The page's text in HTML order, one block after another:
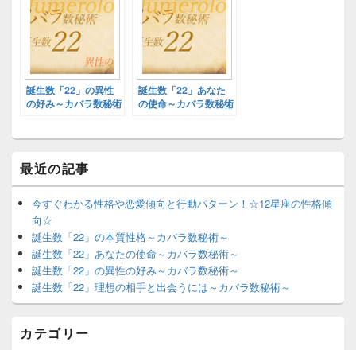
誕生数「22」の異性
の好み～カバラ数秘術
誕生数「22」あなた
の使命～カバラ数秘術
最近の記事
今すぐわかる性格や恋愛傾向と行動パターン！☆12星座の性格傾
向☆
誕生数「22」の本質性格～カバラ数秘術～
誕生数「22」あなたの使命～カバラ数秘術～
誕生数「22」の異性の好み～カバラ数秘術～
誕生数「22」理想の相手と出会うには～カバラ数秘術～
カテゴリー